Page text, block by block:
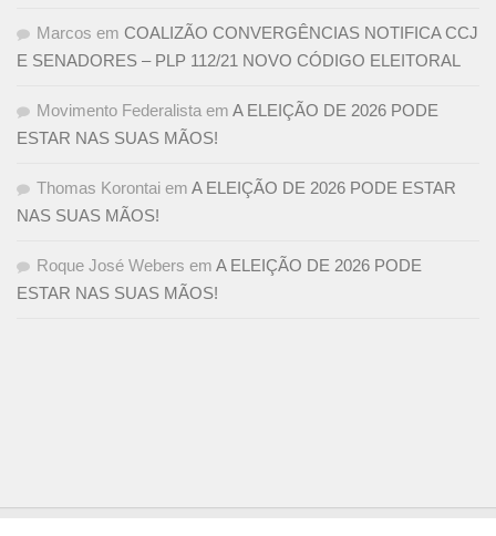
Marcos em COALIZÃO CONVERGÊNCIAS NOTIFICA CCJ
E SENADORES – PLP 112/21 NOVO CÓDIGO ELEITORAL
Movimento Federalista em A ELEIÇÃO DE 2026 PODE
ESTAR NAS SUAS MÃOS!
Thomas Korontai em A ELEIÇÃO DE 2026 PODE ESTAR
NAS SUAS MÃOS!
Roque José Webers em A ELEIÇÃO DE 2026 PODE
ESTAR NAS SUAS MÃOS!